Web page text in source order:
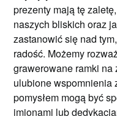
prezenty mają tę
naszych bliskich oraz
zastanowić się nad
radość. Możemy
grawerowane ramki na
ulubione wspomnienia
pomysłem mogą być
imionami lub